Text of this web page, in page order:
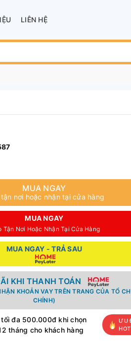
LIÊN HỆ
MUA NGAY
tận nơi hoặc nhận tại cửa hàng
MUA NGAY
Tận Nơi Hoặc Nhận Tại Cửa Hàng
MUA NGAY - TRẢ SAU
KHI THANH TOÁN
KHOẢN VAY TRÊN TRANG CỦA TỔ
CHÍNH)
tối đa 500.000đ khi chọn
tháng cho khách hàng
ƯU
HOT